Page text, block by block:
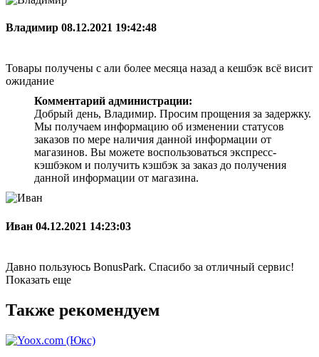
Владимир 08.12.2021 19:42:48
Товары получены с али более месяца назад а кешбэк всё висит
ожидание
Комментарий администрации:
Добрый день, Владимир. Просим прощения за задержку.
Мы получаем информацию об изменении статусов
заказов по мере наличия данной информации от
магазинов. Вы можете воспользоваться экспресс-
кэшбэком и получить кэшбэк за заказ до получения
данной информации от магазина.
Иван 04.12.2021 14:23:03
Давно пользуюсь BonusPark. Спасибо за отличный сервис!
Показать еще
Также рекомендуем